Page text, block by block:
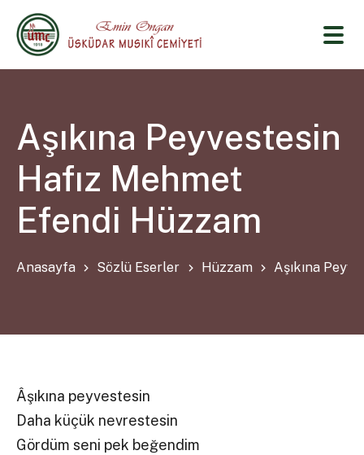
Aşıkına Peyvestesin
Hafız Mehmet
Efendi Hüzzam
Anasayfa Sözlü Eserler Hüzzam Aşıkına
Âşıkına peyvestesin
Daha küçük nevrestesin
Gördüm seni pek beğendim